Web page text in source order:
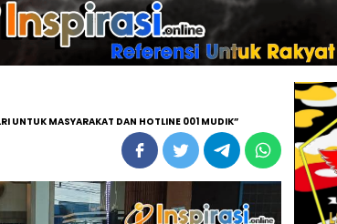
MASYARAKAT DAN HOTLINE 001 MUDIK”